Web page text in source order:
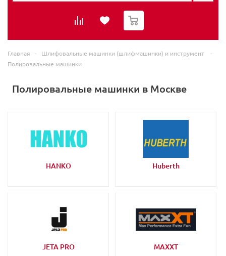
0
Главная - Шлифовальные машинки (шлифмашинки) и инструмент
-
Полировальные машинки
Полировальные машинки в Москве
HANKO Huberth
JETA PRO MAXXT